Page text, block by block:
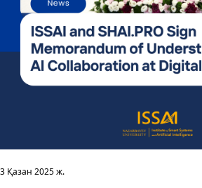
3 Қазан 2025 ж.